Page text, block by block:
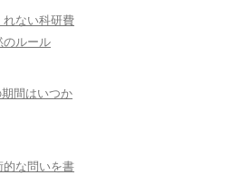
ない科研費
のルール
間はいつか
な問いを書